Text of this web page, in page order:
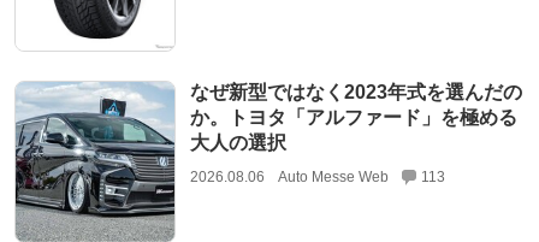
なぜ新型ではなく2023年式を選んだの
か。トヨタ「アルファード」を極める
大人の選択
2026.08.06 Auto Messe Web 113